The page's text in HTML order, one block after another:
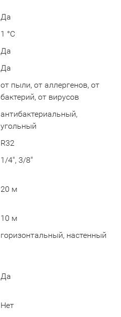
Да
1 °C
Да
Да
от пыли, от аллергенов, от
бактерий, от вирусов
антибактериальный,
угольный
R32
1/4", 3/8"
20 м
10 м
горизонтальный, настенный
Да
Нет